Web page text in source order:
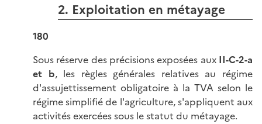
2. Exploitation en métayage
180
Sous réserve des précisions exposées aux II-C-2-a
et b, les règles générales relatives au régime
d'assujettissement obligatoire à la TVA selon le
régime simplifié de l'agriculture, s'appliquent aux
activités exercées sous le statut du métayage.